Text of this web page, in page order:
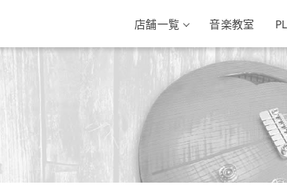
店舗一覧
イオンモール新発田店
音楽教室